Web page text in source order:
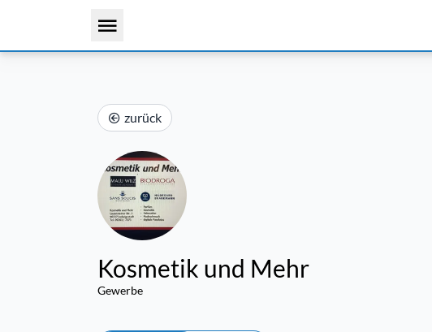
zurück
Kosmetik und Mehr
Gewerbe